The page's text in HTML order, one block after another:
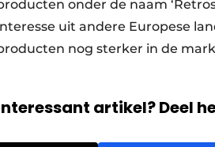
onder de naam
uit andere Europese
nog sterker in de
artikel? Deel